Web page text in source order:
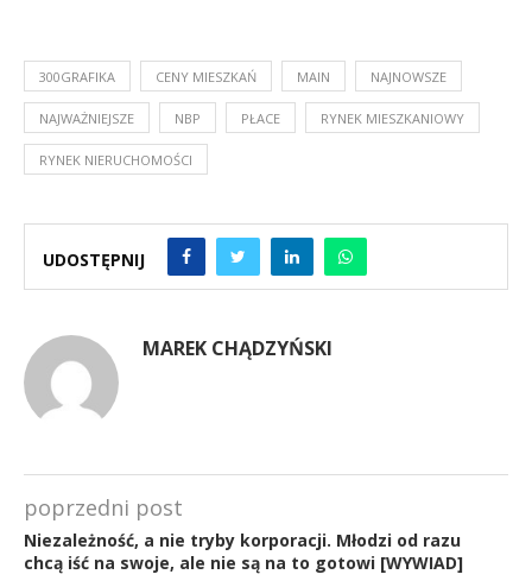
300GRAFIKA CENY MIESZKAŃ MAIN NAJNOWSZE
NAJWAŻNIEJSZE NBP PŁACE RYNEK MIESZKANIOWY
RYNEK NIERUCHOMOŚCI
UDOSTĘPNIJ
MAREK CHĄDZYŃSKI
poprzedni post
Niezależność, a nie tryby korporacji. Młodzi od razu
chcą iść na swoje, ale nie są na to gotowi [WYWIAD]